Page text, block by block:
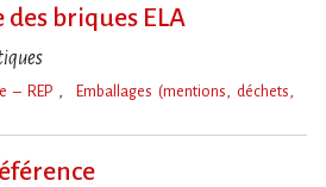
des briques ELA
– REP
Emballages (mentions, déchets,